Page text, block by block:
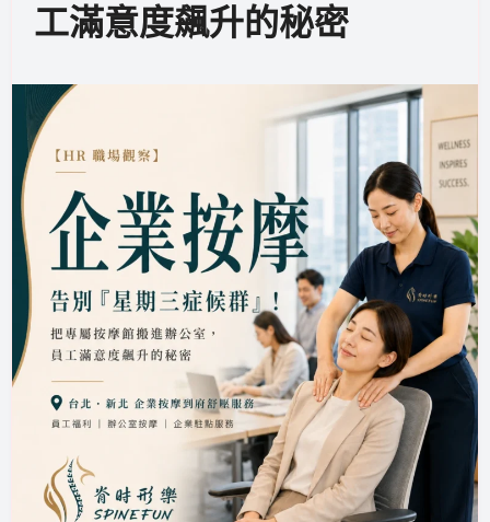
工滿意度飆升的秘密